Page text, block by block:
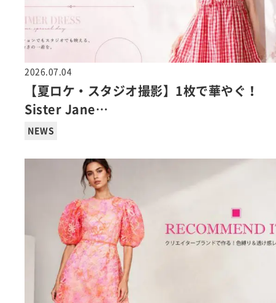
2026.07.04
【夏ロケ・スタジオ撮影】1枚で華やぐ！
Sister Jane…
NEWS